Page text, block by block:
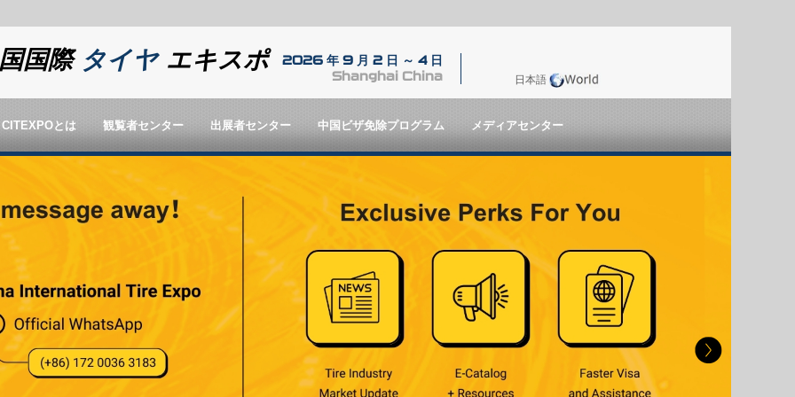
日本語
国際 タイヤエキスポ
2026 年 9 月 2 日 ～ 4 日
Shanghai China
CITEXPOとは 観覧者センター 出展者センター 中国ビザ免除プログラム メディアセンター